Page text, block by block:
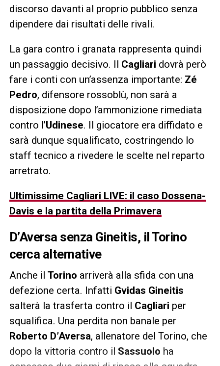
discorso davanti al proprio pubblico senza
dipendere dai risultati delle rivali.
La gara contro i granata rappresenta quindi
un passaggio decisivo. Il Cagliari dovrà però
fare i conti con un’assenza importante: Zé
Pedro, difensore rossoblù, non sarà a
disposizione dopo l’ammonizione rimediata
contro l’Udinese. Il giocatore era diffidato e
sarà dunque squalificato, costringendo lo
staff tecnico a rivedere le scelte nel reparto
arretrato.
Ultimissime Cagliari LIVE: il caso Dossena-
Davis e la partita della Primavera
D’Aversa senza Gineitis, il Torino
cerca alternative
Anche il Torino arriverà alla sfida con una
defezione certa. Infatti Gvidas Gineitis
salterà la trasferta contro il Cagliari per
squalifica. Una perdita non banale per
Roberto D’Aversa, allenatore del Torino, che
dopo la vittoria contro il Sassuolo ha